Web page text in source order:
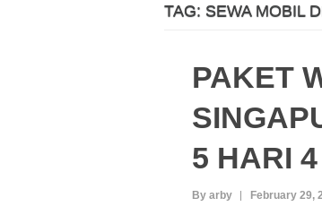
TAG: SEWA MOBIL
PAKET
5 HARI
By arby February 29,